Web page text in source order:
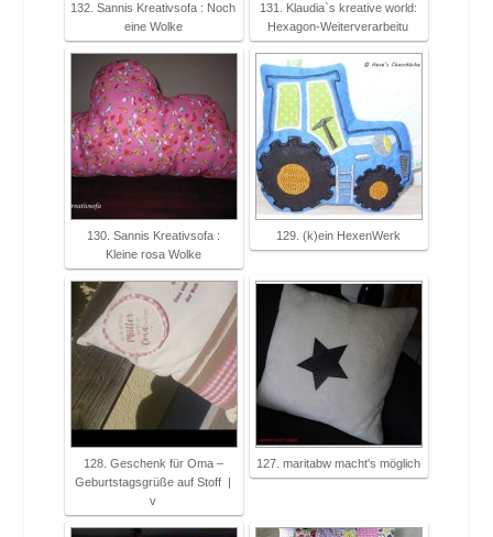
132. Sannis Kreativsofa : Noch
eine Wolke
131. Klaudia`s kreative world:
Hexagon-Weiterverarbeitu
130. Sannis Kreativsofa :
Kleine rosa Wolke
129. (k)ein HexenWerk
128. Geschenk für Oma –
Geburtstagsgrüße auf Stoff |
v
127. maritabw macht's möglich